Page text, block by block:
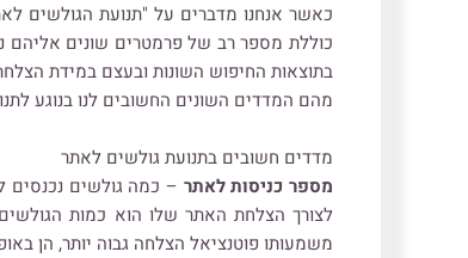
כאשר אנחנו מדברים על "תנועת הגולשים
כוללת מספר רב של פרמטרים שונים אליהם
בתוצאות החיפוש השונות ובעצם במידת
מהם המדדים השונים החשובים לנו בנוגע
מדדים חשובים בתנועת גולשים לאתר
מספר כניסות לאתר – כמה גולשים נכנסים
לצורך הצלחת האתר שלו הוא כמות הגולשים
משמעותו פוטנציאל הצלחה גבוה יותר, הן